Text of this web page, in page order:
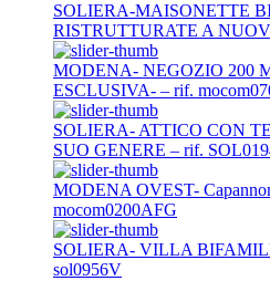
SOLIERA-MAISONETTE
RISTRUTTURATE A
MODENA- NEGOZIO 200
ESCLUSIVA- – rif.
SOLIERA- ATTICO CON
SUO GENERE – rif.
MODENA OVEST-
mocom0200AFG
SOLIERA- VILLA
sol0956V